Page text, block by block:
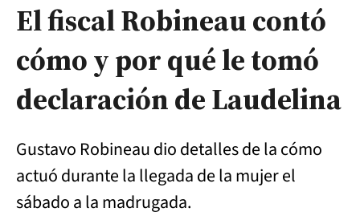
El fiscal Robineau contó
cómo y por qué le tomó
declaración de Laudelina
Gustavo Robineau dio detalles de la cómo
actuó durante la llegada de la mujer el
sábado a la madrugada.